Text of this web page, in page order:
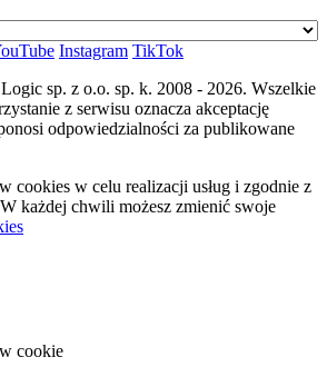
Instagram TikTok
sp. z o.o. sp. k. 2008 - 2026. Wszelkie
z serwisu oznacza akceptację
odpowiedzialności za publikowane
cookies w celu realizacji usług i zgodnie z
W każdej chwili możesz zmienić swoje
cookie